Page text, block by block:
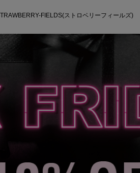
FIELDS(ストロベリーフィールズ)